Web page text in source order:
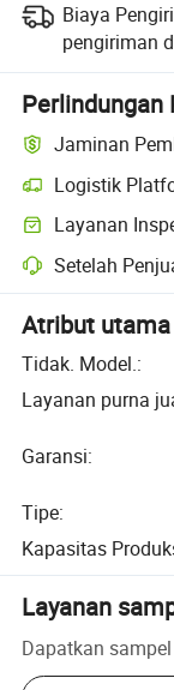
Biaya
pengiriman
Perlindungan
Jaminan
Logistik
Layanan
Setelah
Atribut utama
Tidak. Model.:
Layanan purna
Garansi:
Tipe:
Kapasitas
Layanan
Dapatkan